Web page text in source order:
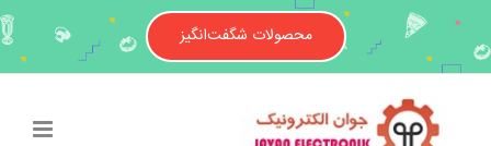
content
محصولات شگفت‌انگیز